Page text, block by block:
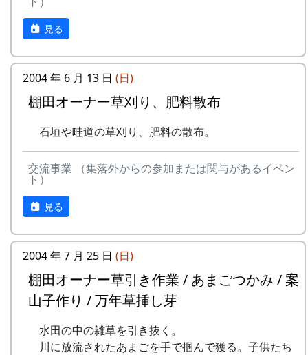
見る
2004 年 6 月 13 日 (日)
棚田オーナー草刈り、肥料散布
石垣や畦道の草刈り、肥料の散布。
交流事業 （集落外からの参加または関与があるイベン
ト）
見る
2004 年 7 月 25 日 (日)
棚田オーナー草引き作業 / あまごつかみ / 案
山子作り / 万年草挿し芽
水田の中の雑草を引き抜く。
川に放流されたあまごを手で掴んで獲る。子供たち